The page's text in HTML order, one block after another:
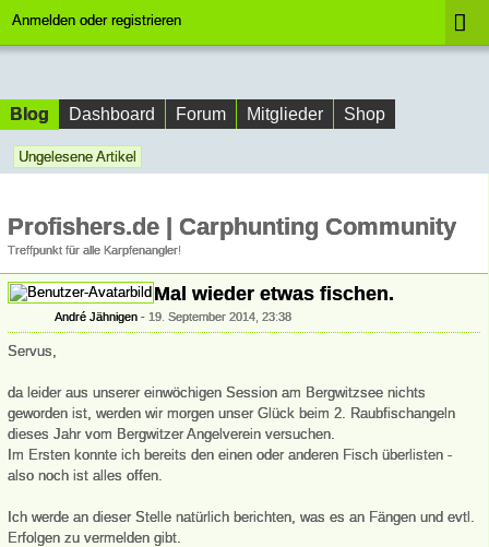
Anmelden oder registrieren
Blog Dashboard Forum Mitglieder Shop
Ungelesene Artikel
Profishers.de | Carphunting Community
Treffpunkt für alle Karpfenangler!
Mal wieder etwas fischen.
André Jähnigen 19. September 2014, 23:38
Servus,
da leider aus unserer einwöchigen Session am Bergwitzsee nichts
geworden ist, werden wir morgen unser Glück beim 2. Raubfischangeln
dieses Jahr vom Bergwitzer Angelverein versuchen.
Im Ersten konnte ich bereits den einen oder anderen Fisch überlisten -
also noch ist alles offen.
Ich werde an dieser Stelle natürlich berichten, was es an Fängen und evtl.
Erfolgen zu vermelden gibt.